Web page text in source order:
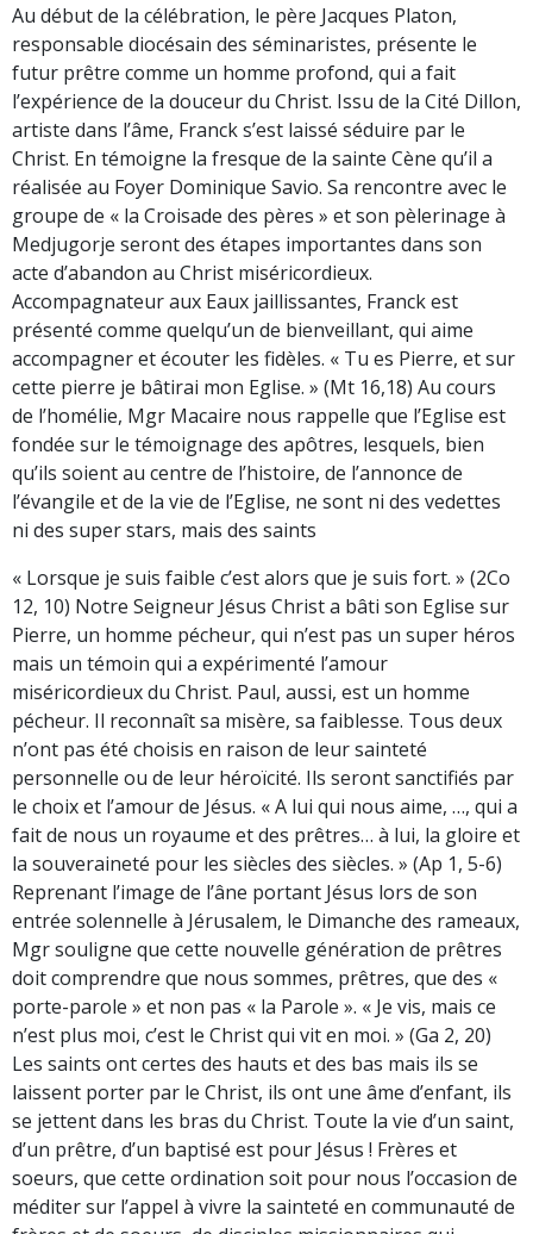
Au début de la célébration, le père Jacques Platon,
responsable diocésain des séminaristes, présente le
futur prêtre comme un homme profond, qui a fait
l’expérience de la douceur du Christ. Issu de la Cité Dillon,
artiste dans l’âme, Franck s’est laissé séduire par le
Christ. En témoigne la fresque de la sainte Cène qu’il a
réalisée au Foyer Dominique Savio. Sa rencontre avec le
groupe de « la Croisade des pères » et son pèlerinage à
Medjugorje seront des étapes importantes dans son
acte d’abandon au Christ miséricordieux.
Accompagnateur aux Eaux jaillissantes, Franck est
présenté comme quelqu’un de bienveillant, qui aime
accompagner et écouter les fidèles. « Tu es Pierre, et sur
cette pierre je bâtirai mon Eglise. » (Mt 16,18) Au cours
de l’homélie, Mgr Macaire nous rappelle que l’Eglise est
fondée sur le témoignage des apôtres, lesquels, bien
qu’ils soient au centre de l’histoire, de l’annonce de
l’évangile et de la vie de l’Eglise, ne sont ni des vedettes
ni des super stars, mais des saints
« Lorsque je suis faible c’est alors que je suis fort. » (2Co
12, 10) Notre Seigneur Jésus Christ a bâti son Eglise sur
Pierre, un homme pécheur, qui n’est pas un super héros
mais un témoin qui a expérimenté l’amour
miséricordieux du Christ. Paul, aussi, est un homme
pécheur. Il reconnaît sa misère, sa faiblesse. Tous deux
n’ont pas été choisis en raison de leur sainteté
personnelle ou de leur héroïcité. Ils seront sanctifiés par
le choix et l’amour de Jésus. « A lui qui nous aime, …, qui a
fait de nous un royaume et des prêtres… à lui, la gloire et
la souveraineté pour les siècles des siècles. » (Ap 1, 5-6)
Reprenant l’image de l’âne portant Jésus lors de son
entrée solennelle à Jérusalem, le Dimanche des rameaux,
Mgr souligne que cette nouvelle génération de prêtres
doit comprendre que nous sommes, prêtres, que des «
porte-parole » et non pas « la Parole ». « Je vis, mais ce
n’est plus moi, c’est le Christ qui vit en moi. » (Ga 2, 20)
Les saints ont certes des hauts et des bas mais ils se
laissent porter par le Christ, ils ont une âme d’enfant, ils
se jettent dans les bras du Christ. Toute la vie d’un saint,
d’un prêtre, d’un baptisé est pour Jésus ! Frères et
soeurs, que cette ordination soit pour nous l’occasion de
méditer sur l’appel à vivre la sainteté en communauté de